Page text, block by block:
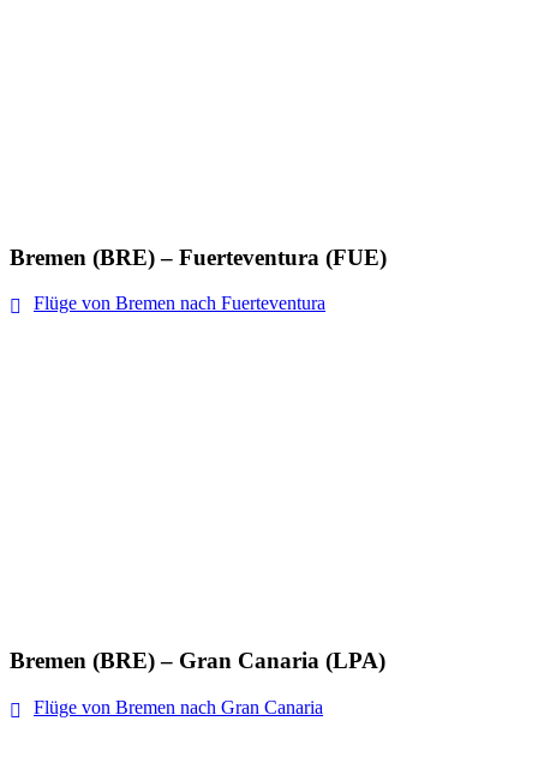
Bremen (BRE) – Fuerteventura (FUE)
Flüge von Bremen nach Fuerteventura
Bremen (BRE) – Gran Canaria (LPA)
Flüge von Bremen nach Gran Canaria